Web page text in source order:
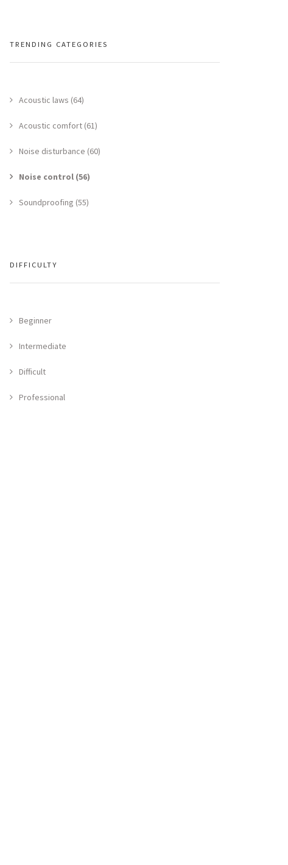
TRENDING CATEGORIES
Acoustic laws (64)
Acoustic comfort (61)
Noise disturbance (60)
Noise control (56)
Soundproofing (55)
DIFFICULTY
Beginner
Intermediate
Difficult
Professional